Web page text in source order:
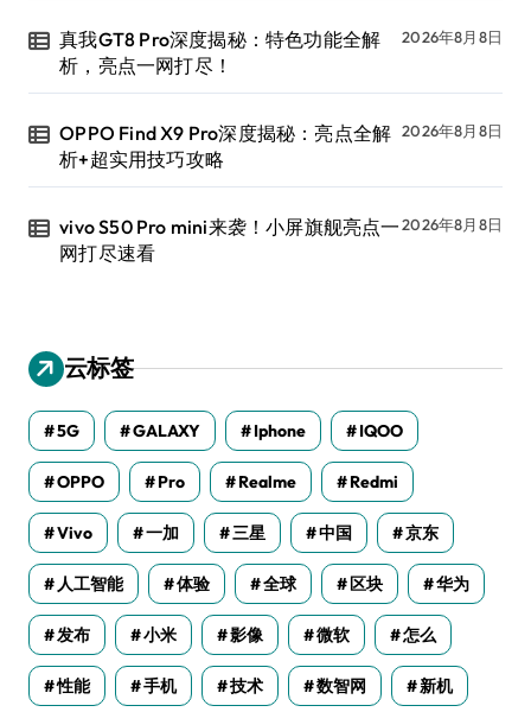
真我GT8 Pro深度揭秘：特色功能全解
析，亮点一网打尽！
2026年8月8日
OPPO Find X9 Pro深度揭秘：亮点全解
析+超实用技巧攻略
2026年8月8日
vivo S50 Pro mini来袭！小屏旗舰亮点一
网打尽速看
2026年8月8日
云标签
5G GALAXY Iphone IQOO
OPPO Pro Realme Redmi
Vivo 一加 三星 中国 京东
人工智能 体验 全球 区块 华为
发布 小米 影像 微软 怎么
性能 手机 技术 数智网 新机